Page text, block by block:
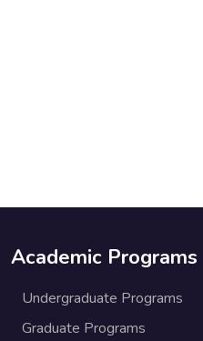
Academic Programs
Undergraduate Programs
Graduate Programs